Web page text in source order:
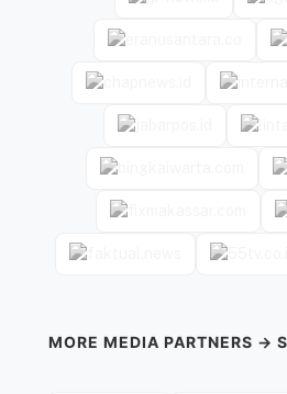
MORE MEDIA PARTNERS →